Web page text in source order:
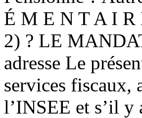
É M E N T A I R
2) ? LE
adresse Le
services fiscaux,
l’INSEE et s’il